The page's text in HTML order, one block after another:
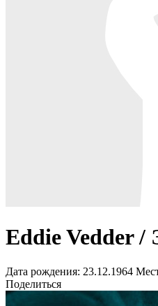
Eddie Vedder /
Дата рождения: 23.12.1964
Поделиться